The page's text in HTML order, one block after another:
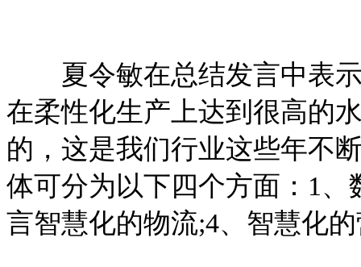
夏令敏在总结发言中表示
在柔性化生产上达到很高的
的，这是我们行业这些年不
体可分为以下四个方面：1
言智慧化的物流;4、智慧化